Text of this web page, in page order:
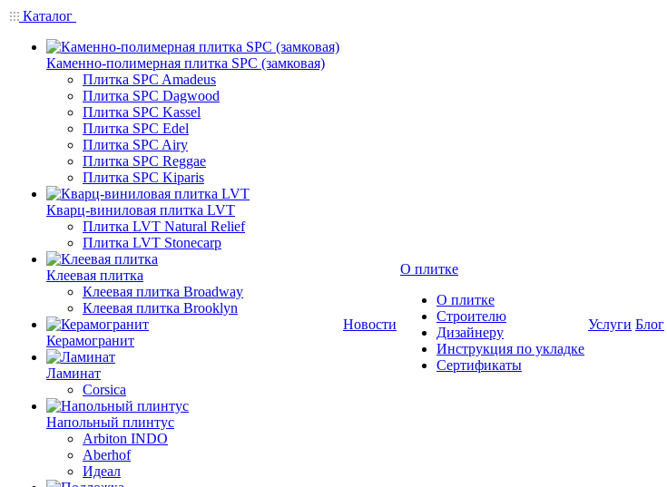
Каталог
Каменно-полимерная плитка SPC (замковая)
Плитка SPC Amadeus
Плитка SPC Dagwood
Плитка SPC Kassel
Плитка SPC Edel
Плитка SPC Airy
Плитка SPC Reggae
Плитка SPC Kiparis
Кварц-виниловая плитка LVT
Плитка LVT Natural Relief
Плитка LVT Stonecarp
Клеевая плитка
Клеевая плитка Broadway
Клеевая плитка Brooklyn
Керамогранит
Ламинат
Corsica
Напольный плинтус
Arbiton INDO
Aberhof
Идеал
Новости
О плитке
О плитке
Строителю
Дизайнеру
Инструкция по укладке
Сертификаты
Услуги Блог